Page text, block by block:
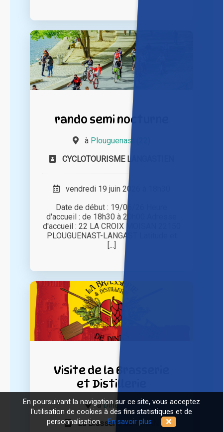
rando semi nocturne
à Plouguenast (22)
CYCLOTOURISME LANGASTIEN
vendredi 19 juin 2026 à 18h30
Date de début : 19/06/26 Heure
d'accueil : de 18h30 à 20h00 Adresse
d'accueil : 22 LA CROIX MOISAN 22150
PLOUGUENAST-LANGAST Latitude et
[...]
Visite de la Brasserie
et Distillerie
àDinan (22)
La Brasserie de DINAN
En poursuivant la navigation sur ce site, vous acceptez
l'utilisation de cookies à des fins statistiques et de
personnalisation.En savoir plus